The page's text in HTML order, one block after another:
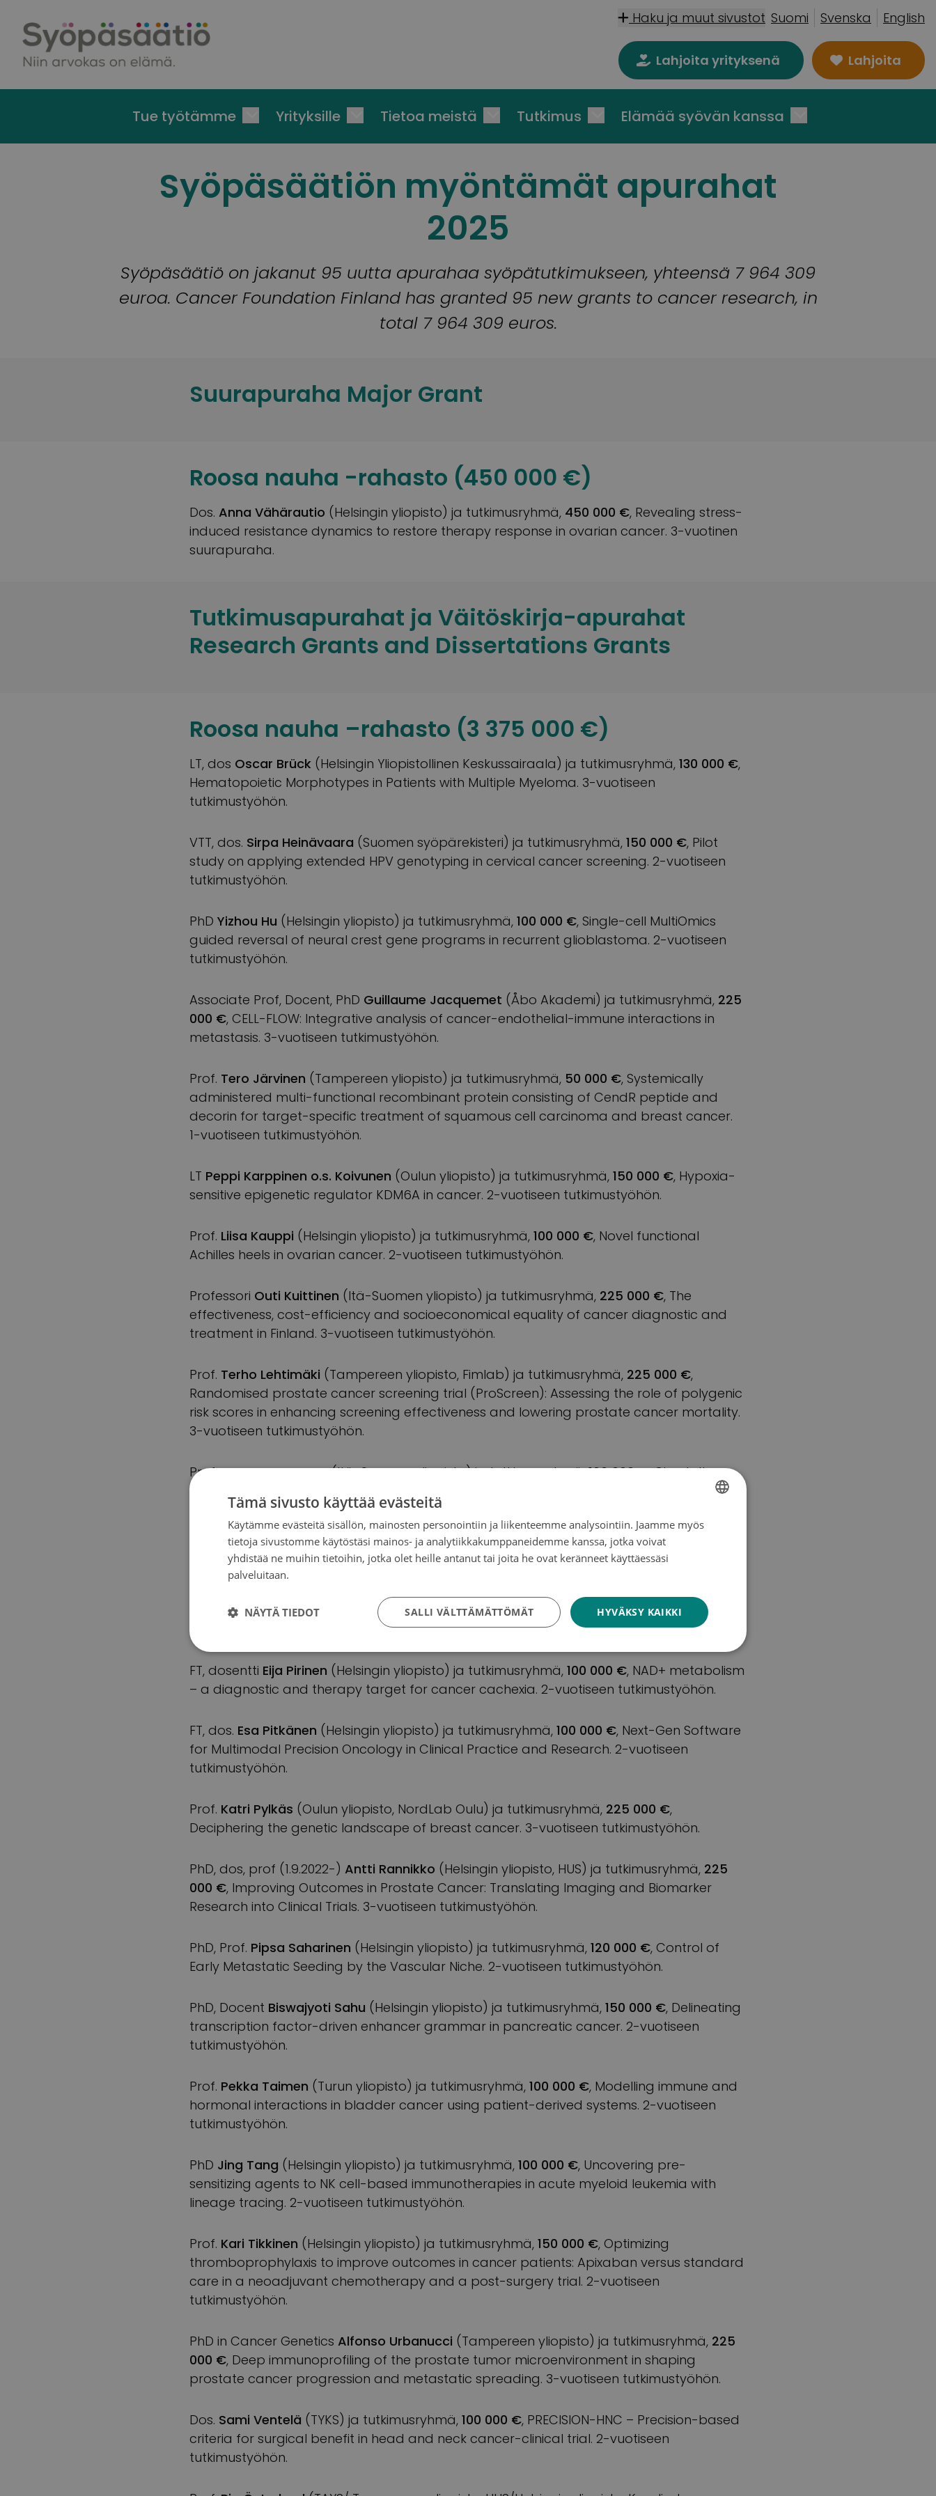
Haku ja muut sivustot Suomi Svenska English
Lahjoita yrityksenä Lahjoita
Tue työtämme Yrityksille Tietoa meistä Tutkimus Elämää syövän kanssa
Syöpäsäätiön myöntämät apurahat
2025
Syöpäsäätiö on jakanut 95 uutta apurahaa syöpätutkimukseen, yhteensä 7 964 309
euroa. Cancer Foundation Finland has granted 95 new grants to cancer research, in
total 7 964 309 euros.
Suurapuraha Major Grant
Roosa nauha -rahasto (450 000 €)
Dos. Anna Vähärautio (Helsingin yliopisto) ja tutkimusryhmä, 450 000 €, Revealing stress-
induced resistance dynamics to restore therapy response in ovarian cancer. 3-vuotinen
suurapuraha.
Tutkimusapurahat ja Väitöskirja-apurahat
Research Grants and Dissertations Grants
Roosa nauha –rahasto (3 375 000 €)
LT, dos Oscar Brück (Helsingin Yliopistollinen Keskussairaala) ja tutkimusryhmä, 130 000 €,
Hematopoietic Morphotypes in Patients with Multiple Myeloma. 3-vuotiseen
tutkimustyöhön.
VTT, dos. Sirpa Heinävaara (Suomen syöpärekisteri) ja tutkimusryhmä, 150 000 €, Pilot
study on applying extended HPV genotyping in cervical cancer screening. 2-vuotiseen
tutkimustyöhön.
PhD Yizhou Hu (Helsingin yliopisto) ja tutkimusryhmä, 100 000 €, Single-cell MultiOmics
guided reversal of neural crest gene programs in recurrent glioblastoma. 2-vuotiseen
tutkimustyöhön.
Associate Prof, Docent, PhD Guillaume Jacquemet (Åbo Akademi) ja tutkimusryhmä, 225
000 €, CELL-FLOW: Integrative analysis of cancer-endothelial-immune interactions in
metastasis. 3-vuotiseen tutkimustyöhön.
Prof. Tero Järvinen (Tampereen yliopisto) ja tutkimusryhmä, 50 000 €, Systemically
administered multi-functional recombinant protein consisting of CendR peptide and
decorin for target-specific treatment of squamous cell carcinoma and breast cancer.
1-vuotiseen tutkimustyöhön.
LT Peppi Karppinen o.s. Koivunen (Oulun yliopisto) ja tutkimusryhmä, 150 000 €, Hypoxia-
sensitive epigenetic regulator KDM6A in cancer. 2-vuotiseen tutkimustyöhön.
Prof. Liisa Kauppi (Helsingin yliopisto) ja tutkimusryhmä, 100 000 €, Novel functional
Achilles heels in ovarian cancer. 2-vuotiseen tutkimustyöhön.
Professori Outi Kuittinen (Itä-Suomen yliopisto) ja tutkimusryhmä, 225 000 €, The
effectiveness, cost-efficiency and socioeconomical equality of cancer diagnostic and
treatment in Finland. 3-vuotiseen tutkimustyöhön.
Prof. Terho Lehtimäki (Tampereen yliopisto, Fimlab) ja tutkimusryhmä, 225 000 €,
Randomised prostate cancer screening trial (ProScreen): Assessing the role of polygenic
risk scores in enhancing screening effectiveness and lowering prostate cancer mortality.
3-vuotiseen tutkimustyöhön.
Prof.Arto Mannermaa(Itä-Suomen yliopisto) ja tutkimusryhmä,100 000 €, Circulating
biomarkers of breast cancer. 2-vuotiseen tutkimustyöhön.
Aki Manninen(Oulun yliopisto) ja tutkimusryhmä,100 000 €, Modeling and Targeting
Cribriform Prostate Cancer. 2-vuotiseen tutkimustyöhön.
tutkimusryhmä,150 000 €
, Molecular landscape of the full Lynch syndrome-associated
tumor spectrum (LS-FinBiobank). 3-vuotiseen tutkimustyöhön.
FT, dosentti Eija Pirinen (Helsingin yliopisto) ja tutkimusryhmä, 100 000 €, NAD+ metabolism
– a diagnostic and therapy target for cancer cachexia. 2-vuotiseen tutkimustyöhön.
FT, dos. Esa Pitkänen (Helsingin yliopisto) ja tutkimusryhmä, 100 000 €, Next-Gen Software
for Multimodal Precision Oncology in Clinical Practice and Research. 2-vuotiseen
tutkimustyöhön.
Prof. Katri Pylkäs (Oulun yliopisto, NordLab Oulu) ja tutkimusryhmä, 225 000 €,
Deciphering the genetic landscape of breast cancer. 3-vuotiseen tutkimustyöhön.
PhD, dos, prof (1.9.2022-) Antti Rannikko (Helsingin yliopisto, HUS) ja tutkimusryhmä, 225
000 €, Improving Outcomes in Prostate Cancer: Translating Imaging and Biomarker
Research into Clinical Trials. 3-vuotiseen tutkimustyöhön.
PhD, Prof. Pipsa Saharinen (Helsingin yliopisto) ja tutkimusryhmä, 120 000 €, Control of
Early Metastatic Seeding by the Vascular Niche. 2-vuotiseen tutkimustyöhön.
PhD, Docent Biswajyoti Sahu (Helsingin yliopisto) ja tutkimusryhmä, 150 000 €, Delineating
transcription factor-driven enhancer grammar in pancreatic cancer. 2-vuotiseen
tutkimustyöhön.
Prof. Pekka Taimen (Turun yliopisto) ja tutkimusryhmä, 100 000 €, Modelling immune and
hormonal interactions in bladder cancer using patient-derived systems. 2-vuotiseen
tutkimustyöhön.
PhD Jing Tang (Helsingin yliopisto) ja tutkimusryhmä, 100 000 €, Uncovering pre-
sensitizing agents to NK cell-based immunotherapies in acute myeloid leukemia with
lineage tracing. 2-vuotiseen tutkimustyöhön.
Prof. Kari Tikkinen (Helsingin yliopisto) ja tutkimusryhmä, 150 000 €, Optimizing
thromboprophylaxis to improve outcomes in cancer patients: Apixaban versus standard
care in a neoadjuvant chemotherapy and a post-surgery trial. 2-vuotiseen
tutkimustyöhön.
PhD in Cancer Genetics Alfonso Urbanucci (Tampereen yliopisto) ja tutkimusryhmä, 225
000 €, Deep immunoprofiling of the prostate tumor microenvironment in shaping
prostate cancer progression and metastatic spreading. 3-vuotiseen tutkimustyöhön.
Dos. Sami Ventelä (TYKS) ja tutkimusryhmä, 100 000 €, PRECISION-HNC – Precision-based
criteria for surgical benefit in head and neck cancer-clinical trial. 2-vuotiseen
tutkimustyöhön.
FINNISH
Tämä sivusto käyttää evästeitä
Käytämme evästeitä sisällön, mainosten personointiin ja liikenteemme analysointiin. Jaamme myös
tietoja sivustomme käytöstäsi mainos- ja analytiikkakumppaneidemme kanssa, jotka voivat
yhdistää ne muihin tietoihin, jotka olet heille antanut tai joita he ovat keränneet käyttäessäsi
palveluitaan.
HYVÄKSY KAIKKI
SALLI VÄLTTÄMÄTTÖMÄT
NÄYTÄ TIEDOT